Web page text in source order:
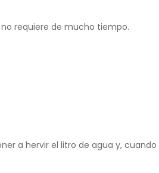
requiere de mucho tiempo.
a hervir el litro de agua y,